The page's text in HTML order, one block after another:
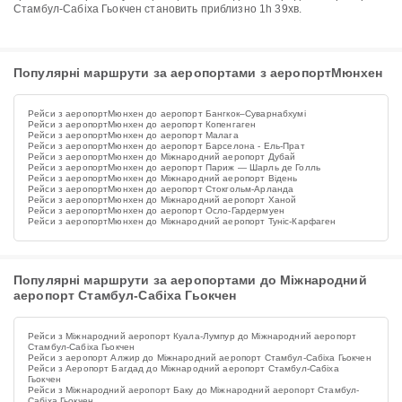
Стамбул-Сабіха Гьокчен становить приблизно 1h 39хв.
Популярні маршрути за аеропортами з аеропортМюнхен
Рейси з аеропортМюнхен до аеропорт Бангкок–Суварнабхумі
Рейси з аеропортМюнхен до аеропорт Копенгаген
Рейси з аеропортМюнхен до аеропорт Малага
Рейси з аеропортМюнхен до аеропорт Барселона - Ель-Прат
Рейси з аеропортМюнхен до Міжнародний аеропорт Дубай
Рейси з аеропортМюнхен до аеропорт Париж — Шарль де Голль
Рейси з аеропортМюнхен до Міжнародний аеропорт Відень
Рейси з аеропортМюнхен до аеропорт Стокгольм-Арланда
Рейси з аеропортМюнхен до Міжнародний аеропорт Ханой
Рейси з аеропортМюнхен до аеропорт Осло-Гардермуен
Рейси з аеропортМюнхен до Міжнародний аеропорт Туніс-Карфаген
Популярні маршрути за аеропортами до Міжнародний
аеропорт Стамбул-Сабіха Гьокчен
Рейси з Міжнародний аеропорт Куала-Лумпур до Міжнародний аеропорт
Стамбул-Сабіха Гьокчен
Рейси з аеропорт Алжир до Міжнародний аеропорт Стамбул-Сабіха Гьокчен
Рейси з Аеропорт Багдад до Міжнародний аеропорт Стамбул-Сабіха
Гьокчен
Рейси з Міжнародний аеропорт Баку до Міжнародний аеропорт Стамбул-